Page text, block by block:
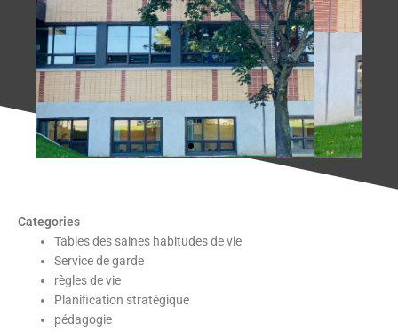
Categories
Tables des saines habitudes de vie
Service de garde
règles de vie
Planification stratégique
pédagogie